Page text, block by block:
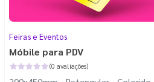
Feiras e Eventos
Móbile para PDV
(0 avaliações)